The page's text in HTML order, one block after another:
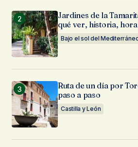
Jardines de la
qué ver, historia,
Bajo el sol del
Ruta de un día por
paso a paso
Castilla y León